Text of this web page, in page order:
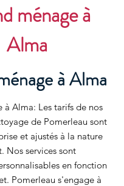
ménage à
Alma
à Alma
à Alma: Les tarifs de nos
de Pomerleau sont
et ajustés à la nature
Nos services sont
en fonction
Pomerleau s'engage à